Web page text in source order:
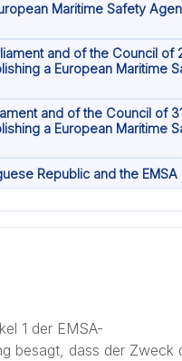
Maritime Safety
and of the Council of
a European Maritime
and of the Council of
a European Maritime
Republic and the EMSA
1 der EMSA-
besagt, dass der Zweck